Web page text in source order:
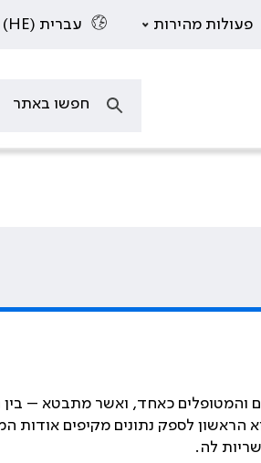
פעולות מהירות עברית (HE)
והמטופלים כאחד, ואשר מתבטא –
הראשון לספק נתונים מקיפים אודות
לה .